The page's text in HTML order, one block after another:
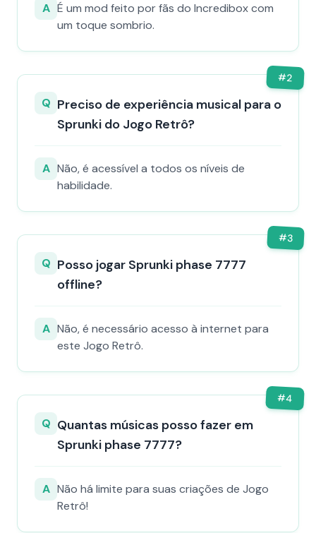
A É um mod feito por fãs do Incredibox com
um toque sombrio.
#2
Q Preciso de experiência musical para o
Sprunki do Jogo Retrô?
A Não, é acessível a todos os níveis de
habilidade.
#3
Q Posso jogar Sprunki phase 7777
offline?
A Não, é necessário acesso à internet para
este Jogo Retrô.
#4
Q Quantas músicas posso fazer em
Sprunki phase 7777?
A Não há limite para suas criações de Jogo
Retrô!